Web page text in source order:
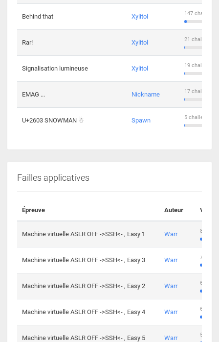
Behind that Xylitol 147
Rar! Xylitol 21
Signalisation lumineuse Xylitol 19
EMAG ... Nickname 17
U+2603 SNOWMAN ☃ Spawn 5 challengers
Failles applicatives
Épreuve Auteur
Machine virtuelle ASLR OFF ->SSH<- , Easy 1 Warr 801
Machine virtuelle ASLR OFF ->SSH<- , Easy 3 Warr 746
Machine virtuelle ASLR OFF ->SSH<- , Easy 2 Warr 681
Machine virtuelle ASLR OFF ->SSH<- , Easy 4 Warr 645
Machine virtuelle ASLR OFF ->SSH<- , Easy 5 Warr 561